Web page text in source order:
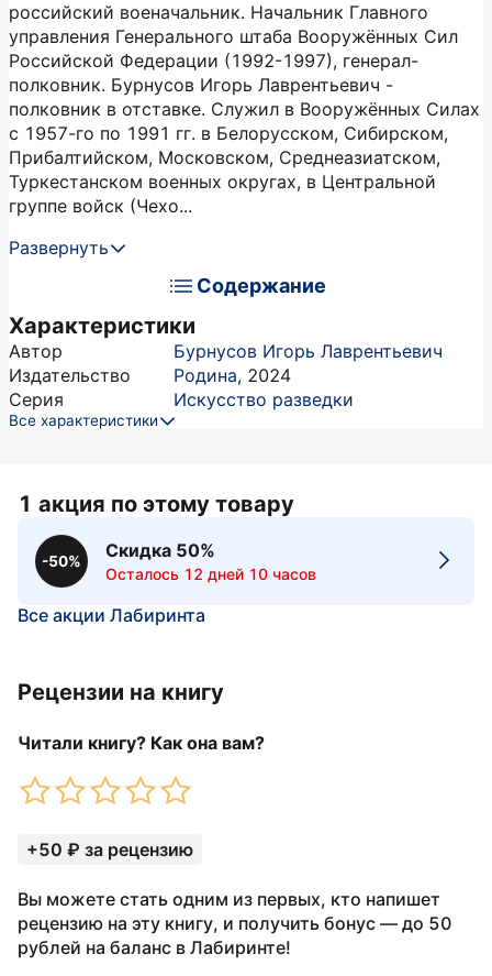
российский военачальник. Начальник Главного
управления Генерального штаба Вооружённых Сил
Российской Федерации (1992-1997), генерал-
полковник. Бурнусов Игорь Лаврентьевич -
полковник в отставке. Служил в Вооружённых Силах
с 1957-го по 1991 гг. в Белорусском, Сибирском,
Прибалтийском, Московском, Среднеазиатском,
Туркестанском военных округах, в Центральной
группе войск (Чехо...
Развернуть
Содержание
Характеристики
Автор
Бурнусов Игорь Лаврентьевич
Издательство
Родина, 2024
Серия
Искусство разведки
Все характеристики
1 акция по этому товару
-50%
Скидка 50%
Осталось 12 дней 10 часов
Все акции Лабиринта
Рецензии на книгу
Читали книгу? Как она вам?
+50 ₽ за рецензию
Вы можете стать одним из первых, кто напишет
рецензию на эту книгу, и получить бонус — до 50
рублей на баланс в Лабиринте!